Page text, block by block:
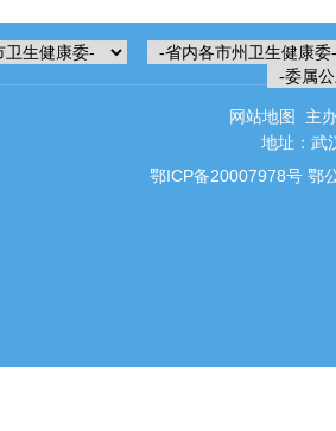
网站地图
主
地址：武
鄂ICP备20007978号 鄂